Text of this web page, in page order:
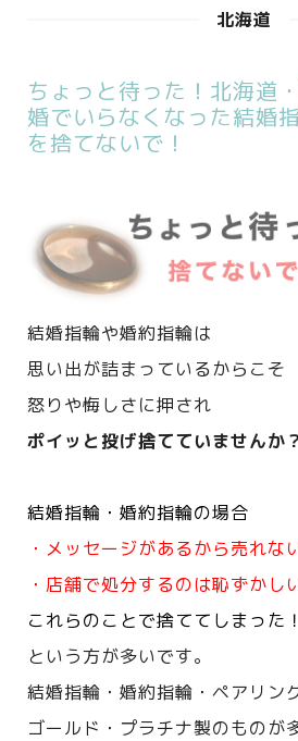
北海道
ちょっと待った！北海道
婚でいらなくなった結婚
を捨てないで！
結婚指輪や婚約指輪は
思い出が詰まっているからこそ
怒りや悔しさに押され
ポイッと投げ捨てていませんか
結婚指輪・婚約指輪の場合
・メッセージがあるから売れな
・店舗で処分するのは恥ずかし
これらのことで捨ててしまった！
という方が多いです。
結婚指輪・婚約指輪・ペアリン
ゴールド・プラチナ製のものが